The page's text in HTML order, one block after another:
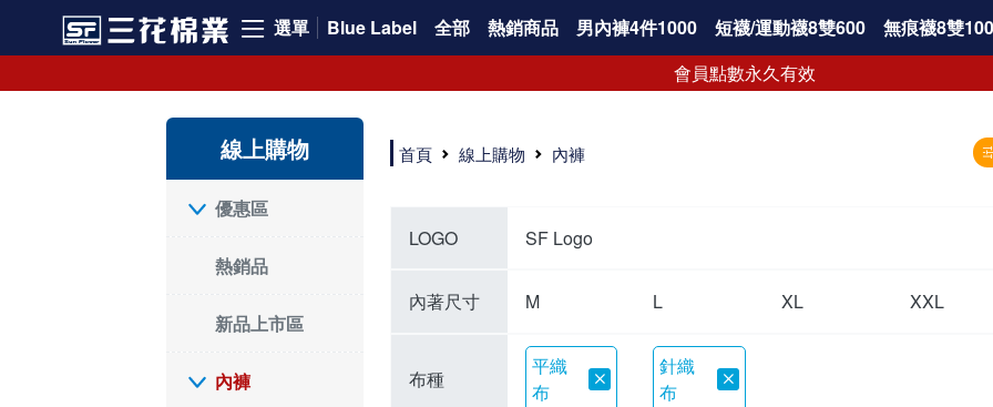
選單 Blue Label 全部 熱銷商品 男內褲4件1000 短襪/運動襪8雙600 無痕襪8雙
會員點數永久有效
線上購物
優惠區
熱銷品
新品上市區
內褲
選擇內褲、平口褲、純棉內褲首重品質。舒適、透氣的內褲、平口褲、純棉內褲能影響健康，須謹慎挑選。三花內褲透氣不悶，值得信賴！
三花內褲、平口褲、純棉內褲50年來持續升級，符合人體工學設計，柔軟無勒痕的鬆緊帶。三花內褲是肌膚好友，口碑熱銷！
選擇內褲首重品質。三花內褲50年來不斷升級，證明其卓越品質。符合人體工學剪裁，柔軟無痕鬆緊帶，是必買首選。兼具品質與外型，與肌膚零感接觸，穿著舒適，看來有質感。三花內褲設計獨特，質料優良，專業剪裁，呵護肌膚。新鮮高品質棉材製成，多款選擇，耐洗耐穿，三花內褲絕對首選。
"內褲購買及使用經驗網友來信分享 近年來，我經常在大型連鎖賣場如佳瑪、美華泰等地看到三花內褲的展示。最近一兩年，甚至百貨公司及街頭店鋪都開始大量出現三花專櫃或專賣店。我猜測，這應該是三花在營運策略上的調整，才使得這些改變成為現實。 本來，三花內褲一直是消費者選購內褲時的熱門選項之一。內褲櫃點的增多使我更加注意到這個品牌，因此我在選購內褲時，特意多研究了一下三花內褲的設計。 先從內褲外層包裝談起，有些內褲有PP袋包裝，有些則沒有。雖然這是一件小事，但我發現朋友們中有人會介意內褲包裝沒有PP袋。他們認為沒有PP袋會使包裝不夠精美。對我來說，有PP袋確實能提升包裝的精緻度，但內褲不裝PP袋其實也算是環保。所以，這就看每個人對內褲包裝的需求和感受了。 每次購買內褲時，我都會特別帶一件五片式剪裁的內褲。三花的平口內褲被稱為全國第一件五片式剪裁內褲，這話應該不是隨便說說的，畢竟三花是一個擁有超過50年歷史的老品牌，專注於研發和改良內褲。當初，我覺得這種設計有些花俏，只是圖個新鮮買來試試，結果發現內褲多一片真的有其優勢，尤其是減少了內褲卡屁的次數。雖然這個狀況不可能完全消失，但大大增加了穿著的舒適度。 三花內褲的價格也在我能接受的範圍內，因此它逐漸成為我的心頭好。此外，內褲選購時的另一個重要因素是鬆緊帶。看內褲是否舊了，第一眼通常看鬆緊帶。故意或不小心露出內褲褲頭的時候，印象分數也是由鬆緊帶決定的。 很多內褲品牌強調鬆緊帶的造型及花樣，這類內褲非常適合一些特殊場合，如單身聯誼或約會時穿著，能夠加分不少。日常使用的內褲則建議選擇鬆緊帶不易鬆垮的，花樣其次。三花特別強調內褲鬆緊帶的耐洗度，而其他品牌鮮少提及這一點。 分場合選擇內褲是我的習慣。特殊場合內褲要講究一點，但平日則需要選擇鬆緊帶有保障的內褲。畢竟，內褲是每天陪伴我們超過12個小時的衣物，找到適合自己且耐洗耐穿高CP值的內褲才是最明智的選擇。 內褲畢竟是消耗品，定期更換非常重要。如果內褲沾染到髒污或處於潮濕的環境，就不應該撐太久。這是因為內褲長期接觸身體的重要部位，所以選擇和保養都要謹慎。 以上是我個人的內褲使用分享，並非業配，不代表任何人的立場。內褲還是要以自身體驗最為準確。希望大家都能找到適合自己的內褲，並多多支持台灣品牌。"
首頁 線上購物 內褲
LOGO SF Logo
內著尺寸 M L XL XXL
布種
平織
布
針織
布